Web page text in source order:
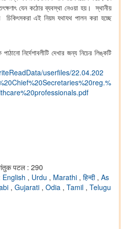
যেন কঠোর ব্যবস্থা নেওয়া হয়। স্থানীয়
এই নিয়ম যথাযথ পালন করা হচ্ছে
নির্দেশাবলীটি দেখার জন্য নিচের লিঙ্কটি
userfiles/22.04.202
पटल : 290
English , Urdu , Marathi , हिन्दी , As
, Gujarati , Odia , Tamil , Telugu